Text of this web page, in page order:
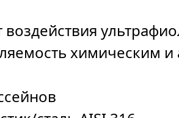
химическим